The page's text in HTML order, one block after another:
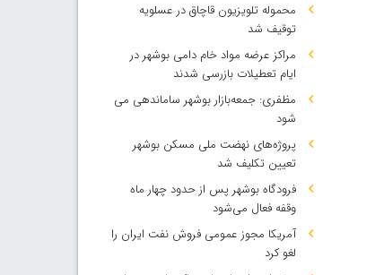
محموله تلویزیون قاچاق در عسلویه
توقیف شد
مراکز عرضه مواد خام دامی بوشهر در
ایام تعطیلات بازرسی شدند
مظفری: جمعه‌بازار بوشهر ساماندهی می‌
شود
پروژه‌های نهضت ملی مسکن بوشهر
تعیین تکلیف شد
فرودگاه بوشهر پس از حدود چهار ماه
وقفه فعال می‌شود
آمریکا مجوز عمومی فروش نفت ایران را
لغو کرد